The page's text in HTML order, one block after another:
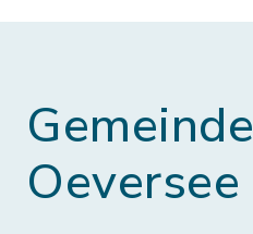
Gemeinde
Oeversee